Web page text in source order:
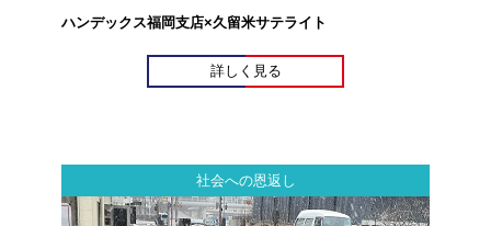
ハンデックス福岡支店×久留米サテライト
詳しく見る
社会への恩返し